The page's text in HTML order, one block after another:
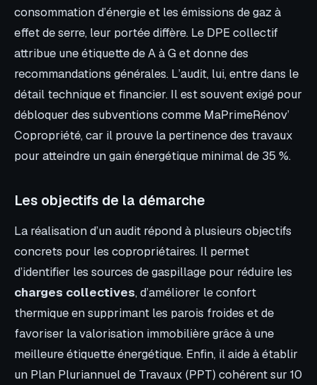
consommation d’énergie et les émissions de gaz à
effet de serre, leur portée diffère. Le DPE collectif
attribue une étiquette de A à G et donne des
recommandations générales. L’audit, lui, entre dans le
détail technique et financier. Il est souvent exigé pour
débloquer des subventions comme MaPrimeRénov’
Copropriété, car il prouve la pertinence des travaux
pour atteindre un gain énergétique minimal de 35 %.
Les objectifs de la démarche
La réalisation d’un audit répond à plusieurs objectifs
concrets pour les copropriétaires. Il permet
d’identifier les sources de gaspillage pour réduire les
charges collectives, d’améliorer le confort
thermique en supprimant les parois froides et de
favoriser la valorisation immobilière grâce à une
meilleure étiquette énergétique. Enfin, il aide à établir
un Plan Pluriannuel de Travaux (PPT) cohérent sur 10